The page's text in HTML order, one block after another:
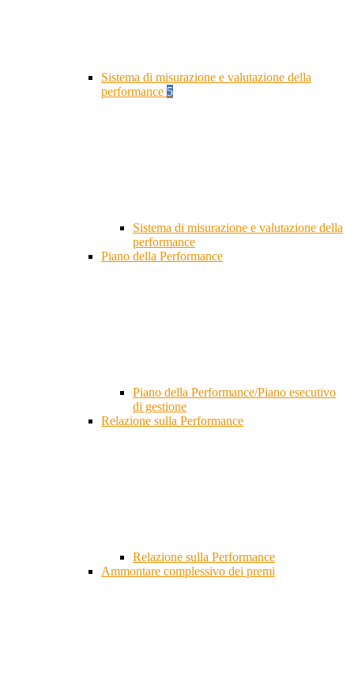
Sistema di misurazione e valutazione della
performance 5
Sistema di misurazione e valutazione della
performance
Piano della Performance
Piano della Performance/Piano esecutivo
di gestione
Relazione sulla Performance
Relazione sulla Performance
Ammontare complessivo dei premi